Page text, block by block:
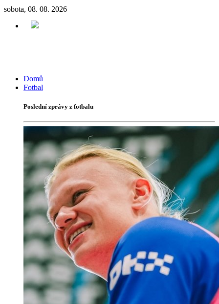
sobota, 08. 08. 2026
Domů
Fotbal
Poslední zprávy z fotbalu